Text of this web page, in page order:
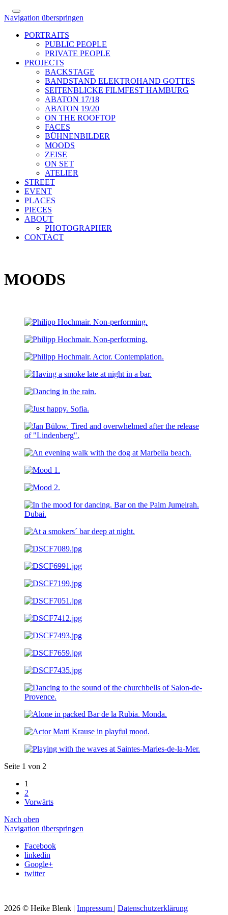
Navigation überspringen
PORTRAITS
PUBLIC PEOPLE
PRIVATE PEOPLE
PROJECTS
BACKSTAGE
BANDSTAND ELEKTROHAND GOTTES
SEITENBLICKE FILMFEST HAMBURG
ABATON 17/18
ABATON 19/20
ON THE ROOFTOP
FACES
BÜHNENBILDER
MOODS
ZEISE
ON SET
ATELIER
STREET
EVENT
PLACES
PIECES
ABOUT
PHOTOGRAPHER
CONTACT
MOODS
Seite 1 von 2
1
2
Vorwärts
Nach oben
Navigation überspringen
Facebook
linkedin
Google+
twitter
2026 © Heike Blenk | Impressum | Datenschutzerklärung